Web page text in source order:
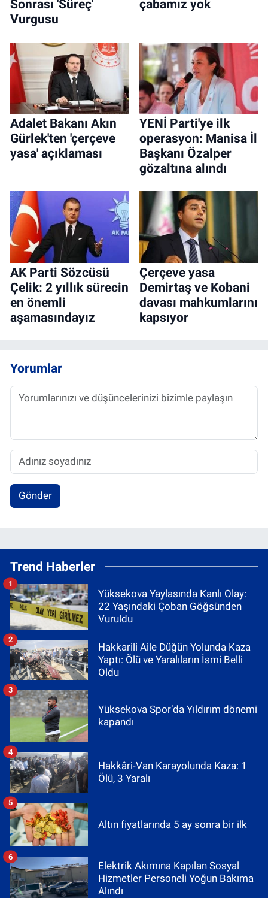
Sonrası 'Süreç'
Vurgusu
çabamız yok
Adalet Bakanı Akın
Gürlek'ten 'çerçeve
yasa' açıklaması
YENİ Parti'ye ilk
operasyon: Manisa İl
Başkanı Özalper
gözaltına alındı
AK Parti Sözcüsü
Çelik: 2 yıllık sürecin
en önemli
aşamasındayız
Çerçeve yasa
Demirtaş ve Kobani
davası mahkumlarını
kapsıyor
Yorumlar
Gönder
Trend Haberler
Yüksekova Yaylasında Kanlı Olay:
22 Yaşındaki Çoban Göğsünden
Vuruldu
1
Hakkarili Aile Düğün Yolunda Kaza
Yaptı: Ölü ve Yaralıların İsmi Belli
Oldu
2
Yüksekova Spor’da Yıldırım dönemi
kapandı
3
Hakkâri-Van Karayolunda Kaza: 1
Ölü, 3 Yaralı
4
Altın fiyatlarında 5 ay sonra bir ilk
5
Elektrik Akımına Kapılan Sosyal
Hizmetler Personeli Yoğun Bakıma
Alındı
6